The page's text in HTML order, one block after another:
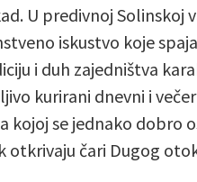
U predivnoj Solinskoj
iskustvo koje
i duh zajedništva
kurirani dnevni i
kojoj se jednako dobro
otkrivaju čari Dugog